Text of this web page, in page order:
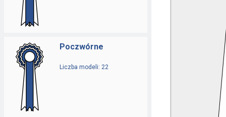
Poczwórne
Liczba modeli: 22